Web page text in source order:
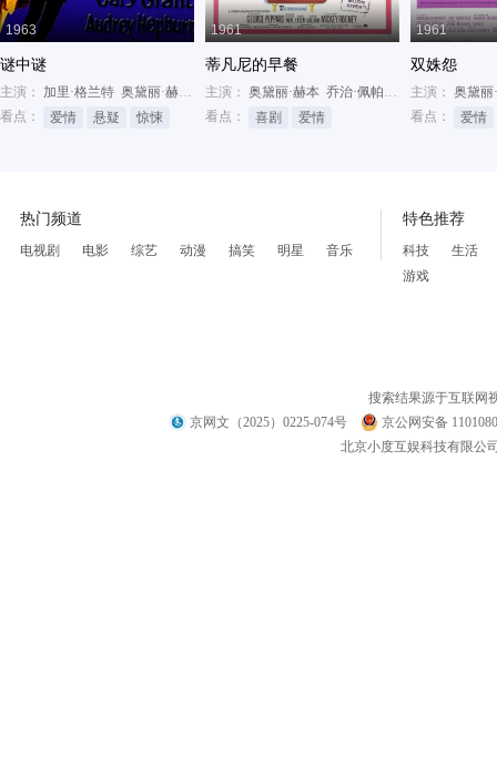
1963
谜中谜
主演： 加里·格兰特 奥黛丽·赫本
沃尔特·马修
看点：
爱情 悬疑 惊悚
1961
蒂凡尼的早餐
主演： 奥黛丽·赫本 乔治·佩帕德
帕德里夏·妮尔
看点：
喜剧 爱情
1961
双姝怨
主演： 奥黛丽
看点：
爱情
热门频道
电视剧 电影 综艺 动漫 搞笑 明星 音乐
特色推荐
科技
生活
游戏
搜索结果源于互联网
京网文（2025）0225-074号
京公网安备
北京小度互娱科技有限公